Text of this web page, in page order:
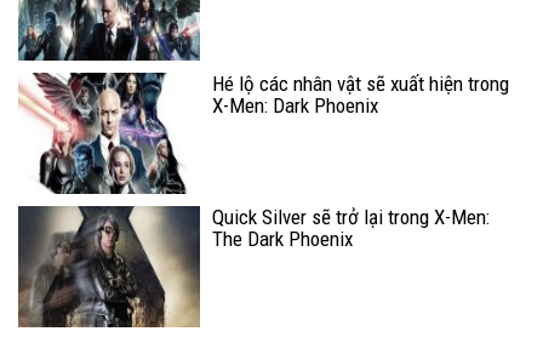
Hé lộ các nhân vật sẽ xuất hiện trong
X-Men: Dark Phoenix
Quick Silver sẽ trở lại trong X-Men:
The Dark Phoenix